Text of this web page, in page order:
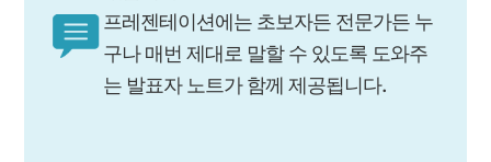
프레젠테이션에는 초보자든 전문가든 누
구나 매번 제대로 말할 수 있도록 도와주
는 발표자 노트가 함께 제공됩니다.